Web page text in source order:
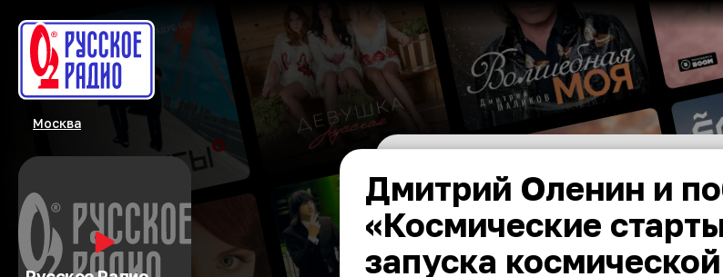
Москва
Дмитрий Оленин и
«Космические
запуска